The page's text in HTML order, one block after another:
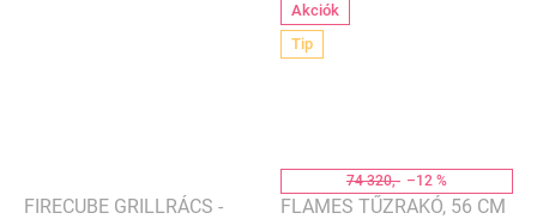
FIRECUBE GRILLRÁCS -
Akciók
Tip
74 320,- –12 %
FLAMES TŰZRAKÓ, 56 CM